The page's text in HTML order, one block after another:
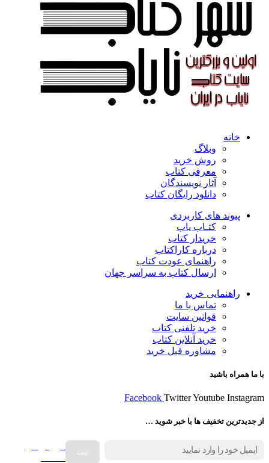
خانه
وبلاگ
روش خرید
معرفی کتاب
آثار نویسندگان
دانلود رایگان کتاب
پیوند های کاربردی
کتـاب یاب
خریدار کتاب
درباره کاراکتاب
راهنمای عودت کتاب
ارسال کتاب به سراسر جهان
راهنمایی خرید
تماس با ما
قوانین سایت
خرید تلفنی کتاب
خرید آنلاین کتاب
مشاوره قبل خرید
با ما همراه باشید
Facebook TwitterYoutube Instagram
از جدیدترین تخفیف ها با خبر شوید …
فروش انواع